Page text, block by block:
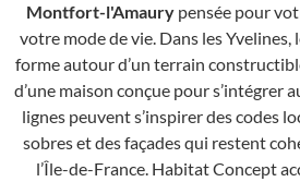
Montfort-l'Amaury pensée pour
votre mode de vie. Dans les
forme autour d’un terrain
d’une maison conçue pour s’intégrer
lignes peuvent s’inspirer des codes
sobres et des façades qui restent
l’Île-de-France. Habitat Concept